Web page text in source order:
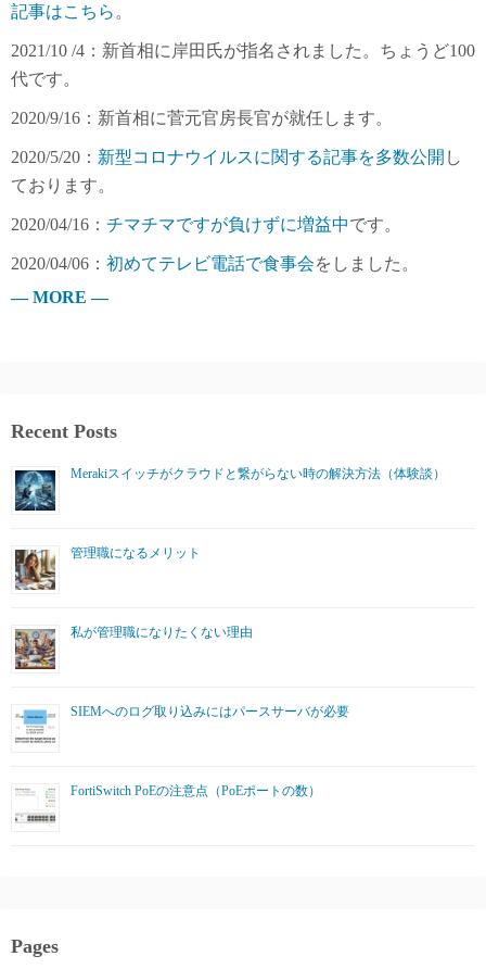
記事はこちら 。
2021/10 /4：新首相に岸田氏が指名されました。ちょうど100
代です。
2020/9/16：新首相に菅元官房長官が就任します。
2020/5/20： 新型コロナウイルスに関する記事を多数公開 し
ております。
2020/04/16： チマチマですが負けずに増益中です。
2020/04/06： 初めてテレビ電話で食事会をしました。
— MORE —
Recent Posts
Merakiスイッチがクラウドと繋がらない時の解決方法（体験談）
管理職になるメリット
私が管理職になりたくない理由
SIEMへのログ取り込みにはパースサーバが必要
FortiSwitch PoEの注意点（PoEポートの数）
Pages